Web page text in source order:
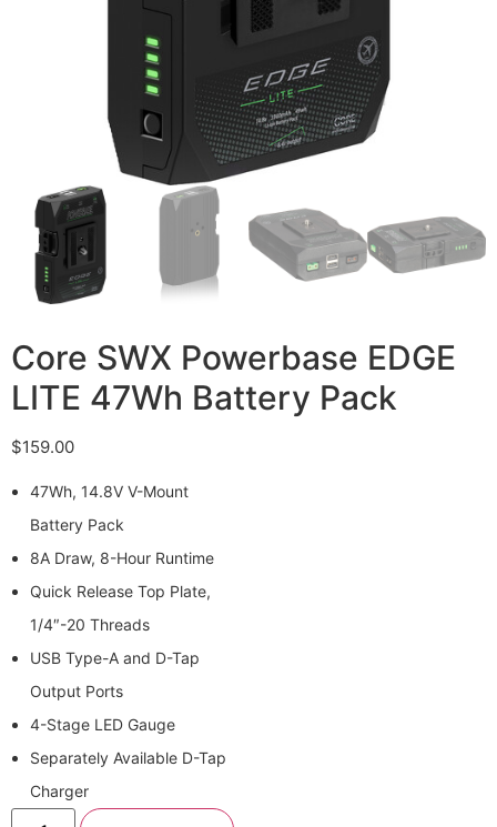
Core SWX Powerbase EDGE
LITE 47Wh Battery Pack
$159.00
47Wh, 14.8V V-Mount
Battery Pack
8A Draw, 8-Hour Runtime
Quick Release Top Plate,
1/4″-20 Threads
USB Type-A and D-Tap
Output Ports
4-Stage LED Gauge
Separately Available D-Tap
Charger